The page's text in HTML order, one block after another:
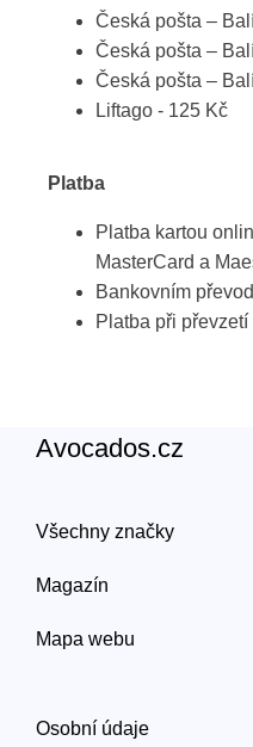
Česká pošta –
Česká pošta –
Česká pošta –
Liftago - 125 Kč
Platba
Platba kartou
MasterCard a
Bankovním
Platba při
Avocados.cz
Všechny značky
Magazín
Mapa webu
Osobní údaje